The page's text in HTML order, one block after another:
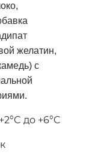
желатин,
с
до +6°C